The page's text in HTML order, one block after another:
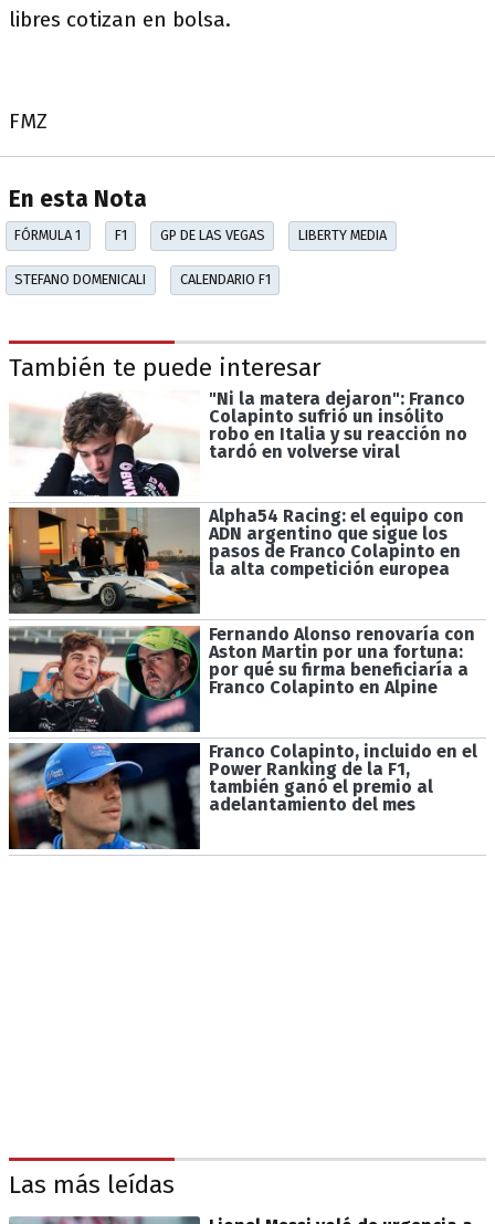
libres cotizan en bolsa.
FMZ
En esta Nota
FÓRMULA 1 F1 GP DE LAS VEGAS LIBERTY MEDIA
STEFANO DOMENICALI CALENDARIO F1
También te puede interesar
"Ni la matera dejaron": Franco
Colapinto sufrió un insólito
robo en Italia y su reacción no
tardó en volverse viral
Alpha54 Racing: el equipo con
ADN argentino que sigue los
pasos de Franco Colapinto en
la alta competición europea
Fernando Alonso renovaría con
Aston Martin por una fortuna:
por qué su firma beneficiaría a
Franco Colapinto en Alpine
Franco Colapinto, incluido en el
Power Ranking de la F1,
también ganó el premio al
adelantamiento del mes
Las más leídas